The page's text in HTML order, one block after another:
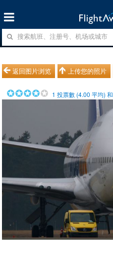
返回图片浏览 上传您的照片
1 投票數 (4.00 平均) 和